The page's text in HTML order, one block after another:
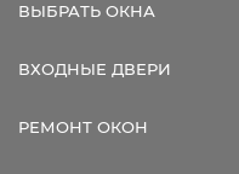
ВЫБРАТЬ ОКНА
ВХОДНЫЕ ДВЕРИ
РЕМОНТ ОКОН